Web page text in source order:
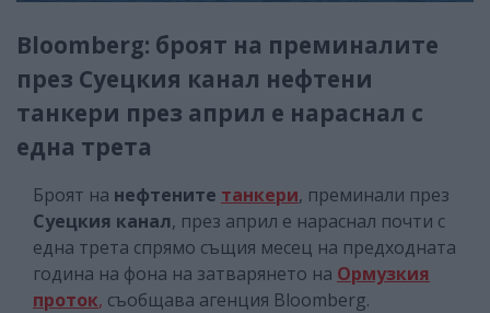
Bloomberg: броят на преминалите
през Суецкия канал нефтени
танкери през април е нараснал с
една трета
Броят на нефтените танкери, преминали през
Суецкия канал, през април е нараснал почти с
една трета спрямо същия месец на предходната
година на фона на затварянето на Ормузкия
проток, съобщава агенция Bloomberg.